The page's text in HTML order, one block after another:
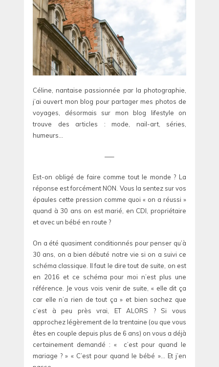
Céline, nantaise passionnée par la photographie,
j’ai ouvert mon blog pour partager mes photos de
voyages, désormais sur mon blog lifestyle on
trouve des articles : mode, nail-art, séries,
humeurs…
—–
Est-on obligé de faire comme tout le monde ? La
réponse est forcément NON. Vous la sentez sur vos
épaules cette pression comme quoi « on a réussi »
quand à 30 ans on est marié, en CDI, propriétaire
et avec un bébé en route ?
On a été quasiment conditionnés pour penser qu’à
30 ans, on a bien débuté notre vie si on a suivi ce
schéma classique. Il faut le dire tout de suite, on est
en 2016 et ce schéma pour moi n’est plus une
référence. Je vous vois venir de suite, « elle dit ça
car elle n’a rien de tout ça » et bien sachez que
c’est à peu près vrai, ET ALORS ? Si vous
approchez légèrement de la trentaine (ou que vous
êtes en couple depuis plus de 6 ans) on vous a déjà
certainement demandé : « c’est pour quand le
mariage ? » « C’est pour quand le bébé »… Et j’en